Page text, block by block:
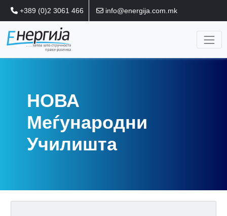
+389 (0)2 3061 466 info@energija.com.mk
НОВА
Меѓународни
Училишта